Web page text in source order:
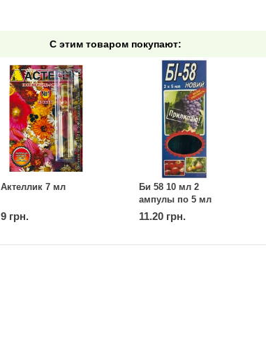
С этим товаром покупают:
Актеллик 7 мл
9 грн.
Би 58 10 мл 2
ампулы по 5 мл
11.20 грн.